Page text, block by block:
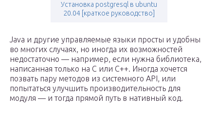
Установка postgresql в ubuntu
20.04 [краткое руководство]
Java и другие управляемые языки просты и удобны
во многих случаях, но иногда их возможностей
недостаточно — например, если нужна библиотека,
написанная только на C или C++. Иногда хочется
позвать пару методов из системного API, или
попытаться улучшить производительность для
модуля — и тогда прямой путь в нативный код.